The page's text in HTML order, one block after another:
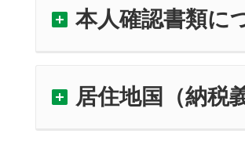
本人確認書類に
居住地国（納税